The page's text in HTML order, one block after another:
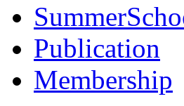
Publication
Membership